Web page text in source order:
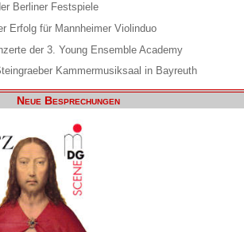
Berliner Festspiele
Erfolg für Mannheimer Violinduo
der 3. Young Ensemble Academy
Kammermusiksaal in Bayreuth
Neue Besprechungen